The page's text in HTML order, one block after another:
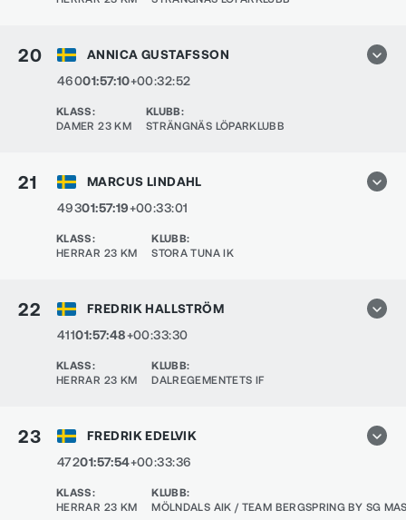
20
ANNICA GUSTAFSSON
46001:57:10+00:32:52
KLASS:
DAMER 23 KM
KLUBB:
STRÄNGNÄS LÖPARKLUBB
21
MARCUS LINDAHL
49301:57:19+00:33:01
KLASS:
HERRAR 23 KM
KLUBB:
STORA TUNA IK
22
FREDRIK HALLSTRÖM
41101:57:48+00:33:30
KLASS:
HERRAR 23 KM
KLUBB:
DALREGEMENTETS IF
23
FREDRIK EDELVIK
47201:57:54+00:33:36
KLASS:
HERRAR 23 KM
KLUBB:
MÖLNDALS AIK / TEAM BERGSPRING BY SG